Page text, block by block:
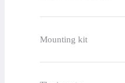
Mounting kit